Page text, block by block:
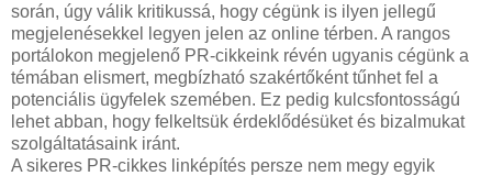
során, úgy válik kritikussá, hogy cégünk is ilyen jellegű
megjelenésekkel legyen jelen az online térben. A rangos
portálokon megjelenő PR-cikkeink révén ugyanis cégünk a
témában elismert, megbízható szakértőként tűnhet fel a
potenciális ügyfelek szemében. Ez pedig kulcsfontosságú
lehet abban, hogy felkeltsük érdeklődésüket és bizalmukat
szolgáltatásaink iránt.
A sikeres PR-cikkes linképítés persze nem megy egyik